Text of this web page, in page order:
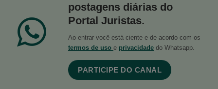
postagens diárias do
Portal Juristas.
Ao entrar você está ciente e de acordo com os
termos de uso e privacidade do Whatsapp.
PARTICIPE DO CANAL